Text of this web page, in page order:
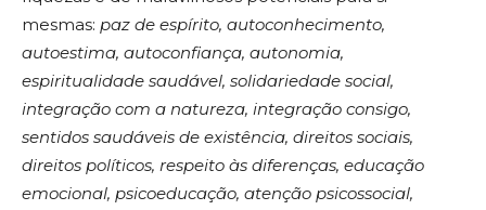
mesmas: paz de espírito, autoconhecimento,
autoestima, autoconfiança, autonomia,
espiritualidade saudável, solidariedade social,
integração com a natureza, integração consigo,
sentidos saudáveis de existência, direitos sociais,
direitos políticos, respeito às diferenças, educação
emocional, psicoeducação, atenção psicossocial,